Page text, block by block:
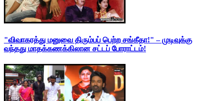
"விவாகரத்து மனுவை திரும்பப் பெற்ற சங்கீதா!" – முடிவுக்கு
வந்தது மாதக்கணக்கிலான சட்டப் போராட்டம்!